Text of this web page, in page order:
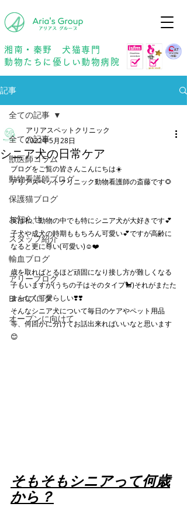
湘南・秦野 犬猫専門
動物たちに優しい動物病院
記事
全ての記事
獣医師コラム
動物看護師ブログ
保護猫ブログ
お知らせ
スタッフ紹介
輸血ブログ
アリーブログ
Branブログ
オープンに向けて
全ての記事
シニア犬の日常ケア
アリアスペットクリニック
2022年5月28日
ブログをご覧の皆さんこんにちは☀️
アリアスペットクリニック動物看護師の斎藤です🌻
実は私、動物の中でも特にシニア犬が大好きです💕
子犬や成犬の時期ももちろん可愛い💕ですが高齢に
なると更に尊い(可愛い)☺️❤️
歳を取ればとるほど頑固になり接し方が難しくなる
子もいますが(うちの子はそのタイプ🐩)それがまたた
まらなく可愛らしい❣️❣️
そんなシニア犬について毎日のケアやペット用品
等、何回かに分けてお話出来ればいいなと思います
😊
そもそもシニアって何歳
から？